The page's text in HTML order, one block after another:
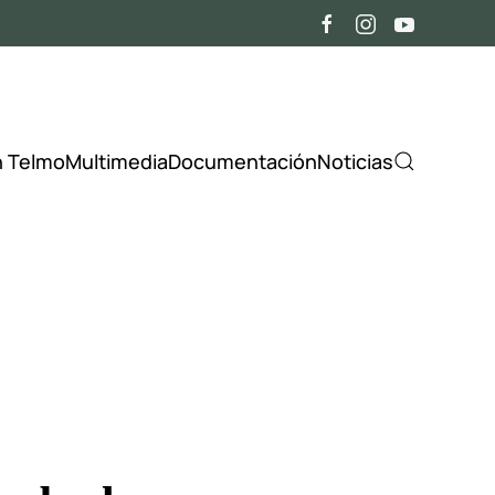
TelmoMultimediaDocumentaciónNoticias